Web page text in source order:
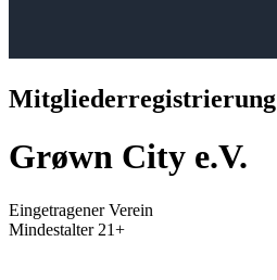
Mitgliederregistrierung
Grøwn City e.V.
Eingetragener Verein
Mindestalter 21+